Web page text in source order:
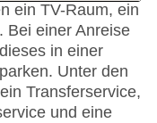
ein TV-Raum, ein
Bei einer Anreise
in einer
Unter den
Transferservice,
und eine